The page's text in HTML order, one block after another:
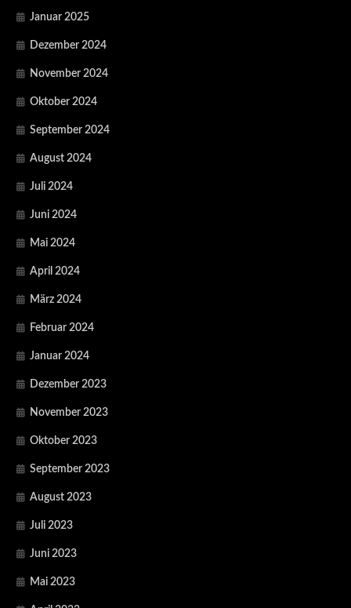
Januar 2025
Dezember 2024
November 2024
Oktober 2024
September 2024
August 2024
Juli 2024
Juni 2024
Mai 2024
April 2024
März 2024
Februar 2024
Januar 2024
Dezember 2023
November 2023
Oktober 2023
September 2023
August 2023
Juli 2023
Juni 2023
Mai 2023